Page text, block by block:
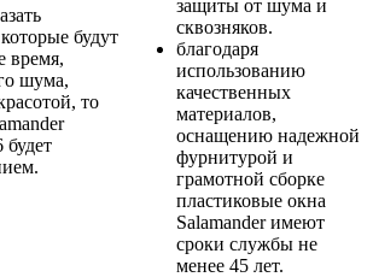
будут
время,
шума,
то
будет
защиты от шума и
сквозняков.
благодаря
использованию
качественных
материалов,
оснащению надежной
фурнитурой и
грамотной сборке
пластиковые окна
Salamander имеют
сроки службы не
менее 45 лет.